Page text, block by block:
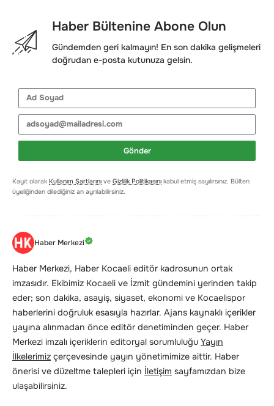
Haber Bültenine Abone Olun
Gündemden geri kalmayın! En son dakika gelişmeleri
doğrudan e-posta kutunuza gelsin.
Gönder
Kayıt olarak Kullanım Şartlarını ve Gizlilik Politikasını kabul etmiş sayılırsınız. Bülten
üyeliğinden dilediğiniz an ayrılabilirsiniz.
Haber Merkezi
Haber Merkezi, Haber Kocaeli editör kadrosunun ortak
imzasıdır. Ekibimiz Kocaeli ve İzmit gündemini yerinden takip
eder; son dakika, asayiş, siyaset, ekonomi ve Kocaelispor
haberlerini doğruluk esasıyla hazırlar. Ajans kaynaklı içerikler
yayına alınmadan önce editör denetiminden geçer. Haber
Merkezi imzalı içeriklerin editoryal sorumluluğu Yayın
İlkelerimiz çerçevesinde yayın yönetimimize aittir. Haber
önerisi ve düzeltme talepleri için İletişim sayfamızdan bize
ulaşabilirsiniz.